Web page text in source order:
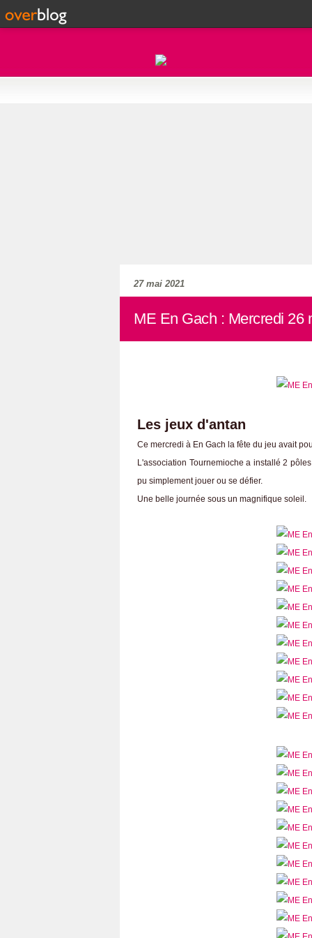
27 mai 2021
ME En Gach : Mercredi 26
Les jeux d'antan
Ce mercredi à En Gach la fête du jeu avait
L'association Tournemioche a installé 2
pu simplement jouer ou se défier.
Une belle journée sous un magnifique soleil.